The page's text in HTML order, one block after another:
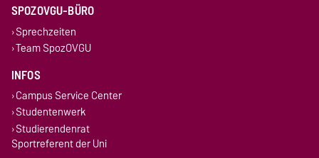
SPOZOVGU-BÜRO
Sprechzeiten
Team SpozOVGU
INFOS
Campus Service Center
Studentenwerk
Studierendenrat
Sportreferent der Uni